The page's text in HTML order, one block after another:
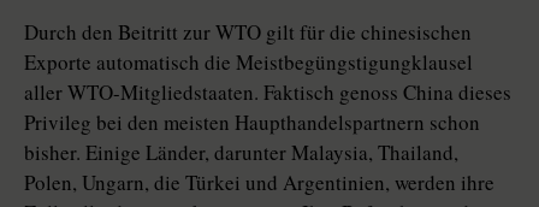
Durch den Beitritt zur WTO gilt für die chinesischen
Exporte automatisch die Meistbegüngstigungklausel
aller WTO-Mitgliedstaaten. Faktisch genoss China dieses
Privileg bei den meisten Haupthandelspartnern schon
bisher. Einige Länder, darunter Malaysia, Thailand,
Polen, Ungarn, die Türkei und Argentinien, werden ihre